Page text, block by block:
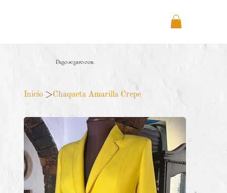
Inicio >Chaqueta Amarilla Crepe
Pago seguro con: